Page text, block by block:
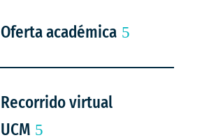
Oferta académica
Recorrido virtual
UCM